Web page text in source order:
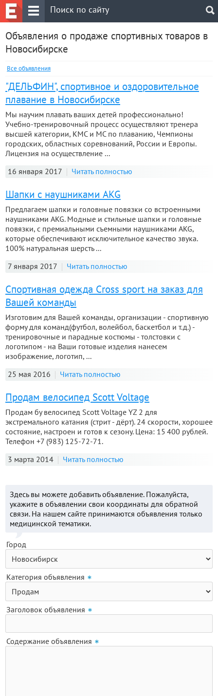
Объявления о продаже спортивных товаров в
Новосибирске
Все объявления
"ДЕЛЬФИН", спортивное и оздоровительное
плавание в Новосибирске
Мы научим плавать ваших детей профессионально!
Учебно-тренировочный процесс осуществляют тренера
высшей категории, КМС и МС по плаванию, Чемпионы
городских, областных соревнований, России и Европы.
Лицензия на осуществление ...
16 января 2017
Читать полностью
Шапки с наушниками AKG
Предлагаем шапки и головные повязки со встроенными
наушниками AKG. Модные и стильные шапки и головные
повязки, с премиальными съемными наушниками AKG,
которые обеспечивают исключительное качество звука.
100% натуральная шерсть ...
7 января 2017
Читать полностью
Спортивная одежда Cross sport на заказ для
Вашей команды
Изготовим для Вашей команды, организации - спортивную
форму для команд(футбол, волейбол, баскетбол и т.д.) -
тренировочные и парадные костюмы - толстовки с
логотипом - на Ваши готовые изделия нанесем
изображение, логотип, ...
25 мая 2016
Читать полностью
Продам велосипед Scott Voltage
Продам бу велосипед Scott Voltage YZ 2 для
экстремального катания (стрит - дёрт). 24 скорости, хорошее
состояние, настроен и готов к сезону. Цена: 15 400 рублей.
Телефон +7 (983) 125-72-71.
3 марта 2014
Читать полностью
Здесь вы можете добавить объявление. Пожалуйста,
укажите в объявлении свои координаты для обратной
связи. На нашем сайте принимаются объявления только
медицинской тематики.
Город
Категория объявления
Заголовок объявления
Содержание объявления